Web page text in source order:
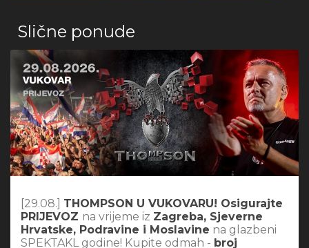
Slične ponude
[29.08.] THOMPSON U VUKOVARU! Osigurajte
PRIJEVOZ na vrijeme iz Zagreba, Sjeverne
Hrvatske, Podravine i Moslavine na glazbeni
SPEKTAKL godine! Kupite odmah - broj